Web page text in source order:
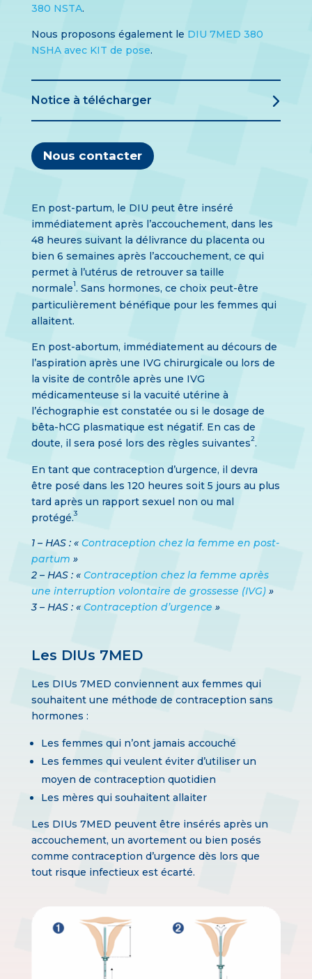
380 NSTA.
Nous proposons également le DIU 7MED 380
NSHA avec KIT de pose.
Notice à télécharger
Nous contacter
En post-partum, le DIU peut être inséré
immédiatement après l’accouchement, dans les
48 heures suivant la délivrance du placenta ou
bien 6 semaines après l’accouchement, ce qui
permet à l’utérus de retrouver sa taille
normale1. Sans hormones, ce choix peut-être
particulièrement bénéfique pour les femmes qui
allaitent.
En post-abortum, immédiatement au décours de
l’aspiration après une IVG chirurgicale ou lors de
la visite de contrôle après une IVG
médicamenteuse si la vacuité utérine à
l’échographie est constatée ou si le dosage de
bêta-hCG plasmatique est négatif. En cas de
doute, il sera posé lors des règles suivantes2.
En tant que contraception d’urgence, il devra
être posé dans les 120 heures soit 5 jours au plus
tard après un rapport sexuel non ou mal
protégé.3
1 – HAS : « Contraception chez la femme en post-
partum »
2 – HAS : « Contraception chez la femme après
une interruption volontaire de grossesse (IVG)»
3 – HAS : « Contraception d’urgence »
Les DIUs 7MED
Les DIUs 7MED conviennent aux femmes qui
souhaitent une méthode de contraception sans
hormones :
Les femmes qui n’ont jamais accouché
Les femmes qui veulent éviter d’utiliser un
moyen de contraception quotidien
Les mères qui souhaitent allaiter
Les DIUs 7MED peuvent être insérés après un
accouchement, un avortement ou bien posés
comme contraception d’urgence dès lors que
tout risque infectieux est écarté.